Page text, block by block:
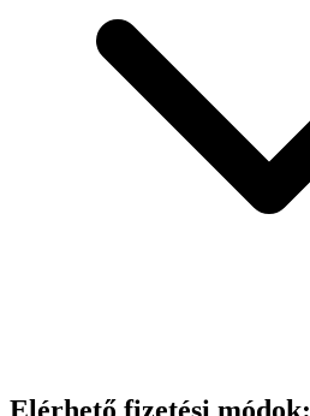
Elérhető fizetési módok: